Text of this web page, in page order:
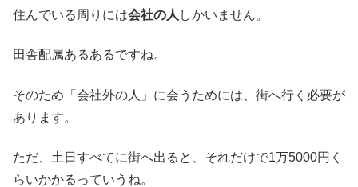
住んでいる周りには会社の人 しかいません。
田舎配属あるあるですね。
そのため「会社外の人」に会うためには、街へ行く必要が
あります。
ただ、土日すべてに街へ出ると、それだけで1万5000円く
らいかかるっていうね。